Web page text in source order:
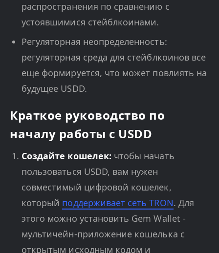
распространения по сравнению с
устоявшимися стейблкоинами.
Регуляторная неопределенность:
регуляторная среда для стейблкоинов все
еще формируется, что может повлиять на
будущее USDD.
Краткое руководство по
началу работы с USDD
Создайте кошелек: чтобы начать
пользоваться USDD, вам нужен
совместимый цифровой кошелек,
который поддерживает сеть TRON. Для
этого можно установить Gem Wallet -
мультичейн-приложение кошелька с
открытым исходным кодом и